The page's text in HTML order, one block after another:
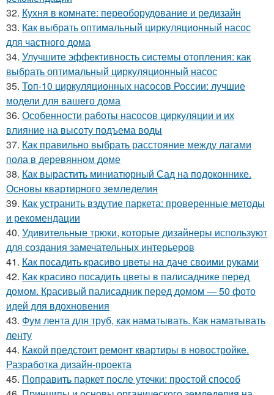
32. Кухня в комнате: переоборудование и редизайн
33. Как выбрать оптимальный циркуляционный насос
для частного дома
34. Улучшите эффективность системы отопления: как
выбрать оптимальный циркуляционный насос
35. Топ-10 циркуляционных насосов России: лучшие
модели для вашего дома
36. Особенности работы насосов циркуляции и их
влияние на высоту подъема воды
37. Как правильно выбрать расстояние между лагами
пола в деревянном доме
38. Как вырастить миниатюрный Сад на подоконнике.
Основы квартирного земледелия
39. Как устранить вздутие паркета: проверенные методы
и рекомендации
40. Удивительные трюки, которые дизайнеры используют
для создания замечательных интерьеров
41. Как посадить красиво цветы на даче своими руками
42. Как красиво посадить цветы в палисаднике перед
домом. Красивый палисадник перед домом — 50 фото
идей для вдохновения
43. Фум лента для труб, как наматывать. Как наматывать
ленту
44. Какой предстоит ремонт квартиры в новостройке.
Разработка дизайн-проекта
45. Поправить паркет после утечки: простой способ